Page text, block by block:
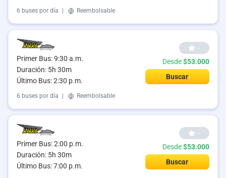
6 buses por día | Reembolsable
Primer Bus: 9:30 a.m.
Duración: 5h 30m
Último Bus: 2:30 p.m.
--
Desde$53.000
Buscar
6 buses por día Reembolsable
Primer Bus: 2:00 p.m.
Duración: 5h 30m
Último Bus: 7:00 p.m.
--
Desde$53.000
Buscar